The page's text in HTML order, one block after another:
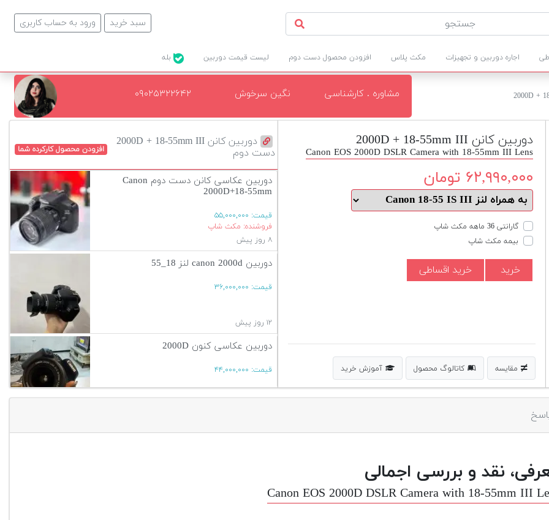
ورود به حساب کاربری سبد خرید
اجاره دوربین و تجهیزات مکث پلاس افزودن محصول دست دوم لیست قیمت دوربین
مشاوره . کارشناسی نگین سرخوش ۰۹۰۲۵۳۲۲۶۴۲
دوربین کانن 2000D + 18-55mm III
دست دوم
افزودن محصول کارکرده شما
دوربین عکاسی کانن دست دوم Canon
2000D+18-55mm
قیمت: ۵۵,۰۰۰,۰۰۰
فروشنده: مکث شاپ
۸ روز پیش
دوربین canon 2000d لنز 18_55
قیمت: ۳۶,۰۰۰,۰۰۰
۱۲ روز پیش
دوربین عکاسی کنون 2000D
قیمت: ۴۴,۰۰۰,۰۰۰
دوربین کانن 2000D + 18-55mm III
Canon EOS 2000D DSLR Camera with 18-55mm III Lens
۶۲,۹۹۰,۰۰۰ تومان
گارانتی 36 ماهه مکث شاپ
بیمه مکث شاپ
خرید خرید اقساطی
مقایسه کاتالوگ محصول آموزش خرید
نقد و بررسی اجمالی
Canon EOS 2000D DSLR Camera with 18-55mm III